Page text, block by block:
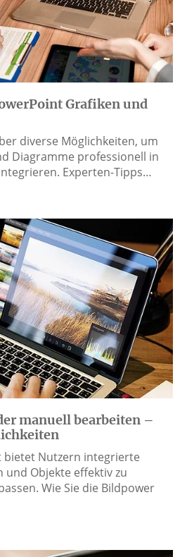
Grafiken und
diverse Möglichkeiten, um
Diagramme professionell in
Experten-Tipps…
manuell bearbeiten –
bietet Nutzern integrierte
und Objekte effektiv zu
Wie Sie die Bildpower